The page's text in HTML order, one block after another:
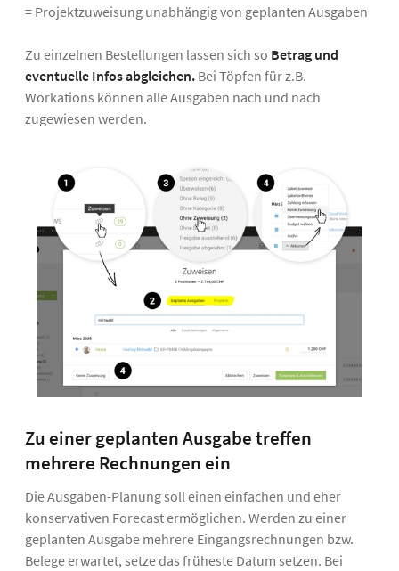
= Projektzuweisung unabhängig von geplanten Ausgaben
Zu einzelnen Bestellungen lassen sich so Betrag und
eventuelle Infos abgleichen. Bei Töpfen für z.B.
Workations können alle Ausgaben nach und nach
zugewiesen werden.
Zu einer geplanten Ausgabe treffen
mehrere Rechnungen ein
Die Ausgaben-Planung soll einen einfachen und eher
konservativen Forecast ermöglichen. Werden zu einer
geplanten Ausgabe mehrere Eingangsrechnungen bzw.
Belege erwartet, setze das früheste Datum setzen. Bei